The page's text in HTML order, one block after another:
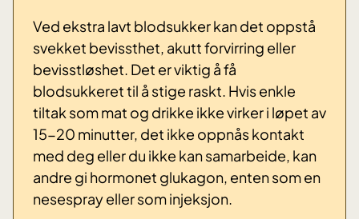
Ved ekstra lavt blodsukker kan det oppstå
svekket bevissthet, akutt forvirring eller
bevisstløshet. Det er viktig å få
blodsukkeret til å stige raskt. Hvis enkle
tiltak som mat og drikke ikke virker i løpet av
15-20 minutter, det ikke oppnås kontakt
med deg eller du ikke kan samarbeide, kan
andre gi hormonet glukagon, enten som en
nesespray eller som injeksjon.